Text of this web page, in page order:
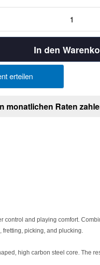
In den
erteilen
monatlichen Raten
and playing comfort.
fretting, picking, and plucking.
high carbon steel core. The